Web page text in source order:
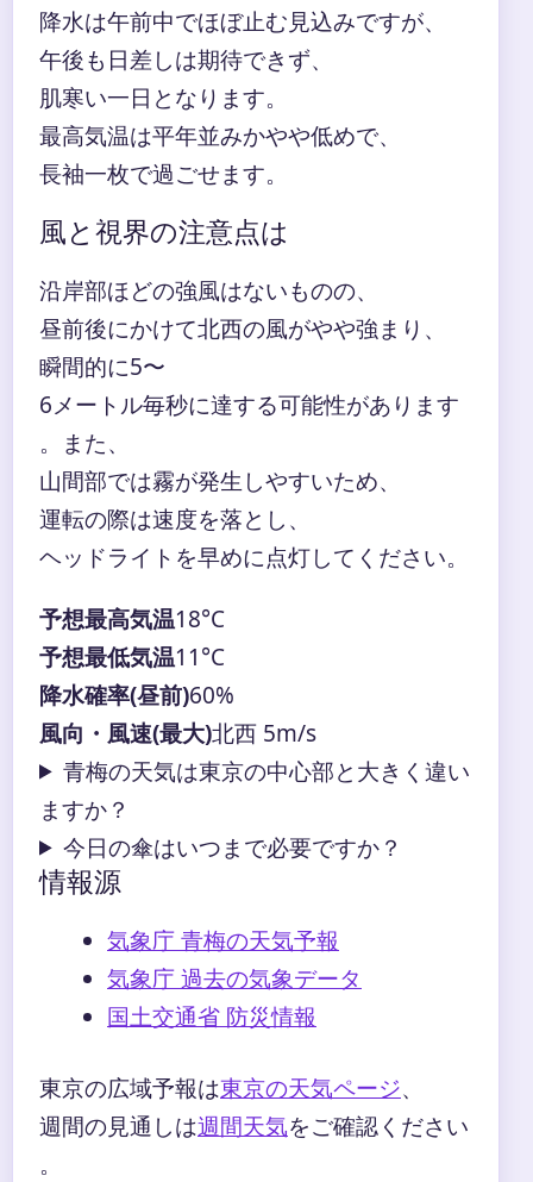
降水は午前中でほぼ止む見込みですが、
午後も日差しは期待できず、
肌寒い一日となります。
最高気温は平年並みかやや低めで、
長袖一枚で過ごせます。
風と視界の注意点は
沿岸部ほどの強風はないものの、
昼前後にかけて北西の風がやや強まり、
瞬間的に5〜
6メートル毎秒に達する可能性があります
。また、
山間部では霧が発生しやすいため、
運転の際は速度を落とし、
ヘッドライトを早めに点灯してください。
予想最高気温18°C
予想最低気温11°C
降水確率(昼前)60%
風向・風速(最大)北西 5m/s
青梅の天気は東京の中心部と大きく違い
ますか？
今日の傘はいつまで必要ですか？
情報源
気象庁 青梅の天気予報
気象庁 過去の気象データ
国土交通省 防災情報
東京の広域予報は東京の天気ページ、
週間の見通しは週間天気をご確認ください
。